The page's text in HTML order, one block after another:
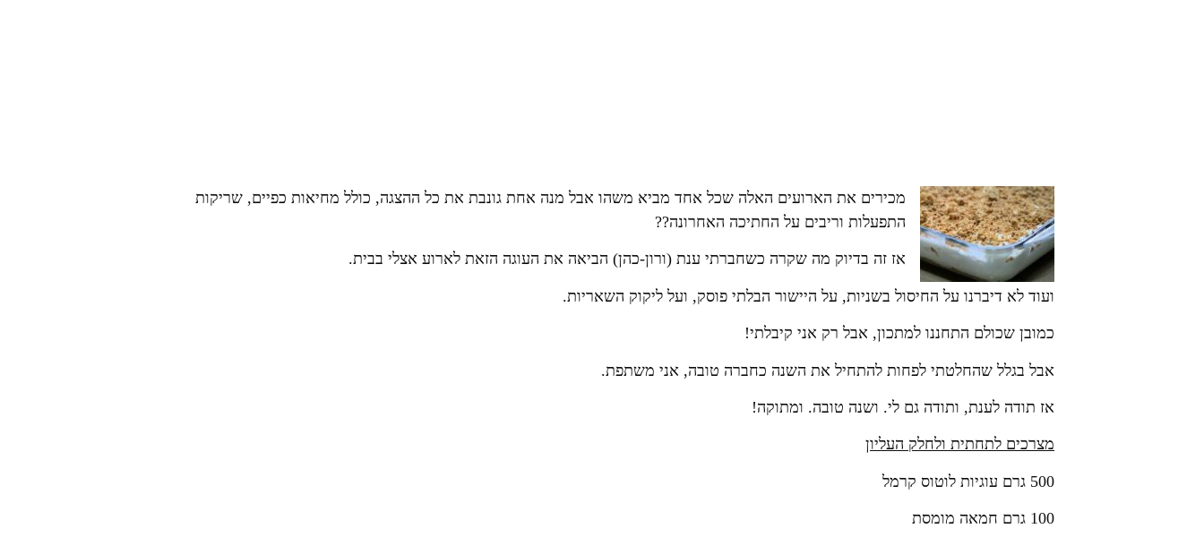
מכירים את הארועים האלה שכל אחד מביא משהו אבל מנה אחת גונבת את כל ההצגה, כולל מחיאות כפיים, שריקות
התפעלות וריבים על החתיכה האחרונה??
אז זה בדיוק מה שקרה כשחברתי ענת (ורון-כהן) הביאה את העוגה הזאת לארוע אצלי בבית.
ועוד לא דיברנו על החיסול בשניות, על היישור הבלתי פוסק, ועל ליקוק השאריות.
כמובן שכולם התחננו למתכון, אבל רק אני קיבלתי!
אבל בגלל שהחלטתי לפחות להתחיל את השנה כחברה טובה, אני משתפת.
אז תודה לענת, ותודה גם לי. ושנה טובה. ומתוקה!
מצרכים לתחתית ולחלק העליון
500 גרם עוגיות לוטוס קרמל
100 גרם חמאה מומסת